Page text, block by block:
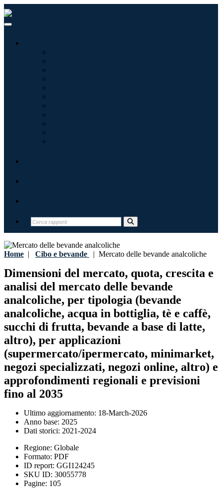
Home | Cibo e bevande | Mercato delle bevande analcoliche
Dimensioni del mercato, quota, crescita e
analisi del mercato delle bevande
analcoliche, per tipologia (bevande
analcoliche, acqua in bottiglia, tè e caffè,
succhi di frutta, bevande a base di latte,
altro), per applicazioni
(supermercato/ipermercato, minimarket,
negozi specializzati, negozi online, altro) e
approfondimenti regionali e previsioni
fino al 2035
Ultimo aggiornamento: 18-March-2026
Anno base: 2025
Dati storici: 2021-2024
Regione: Globale
Formato: PDF
ID report: GGI124245
SKU ID: 30055778
Pagine: 105